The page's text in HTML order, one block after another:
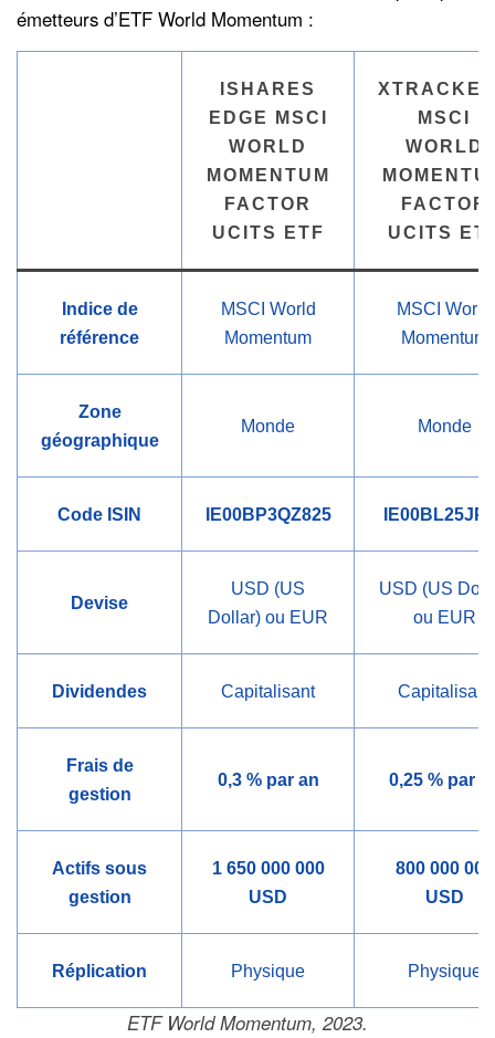
émetteurs d’ETF World Momentum :
ISHARES
EDGE MSCI
WORLD
MOMENTUM
FACTOR
UCITS ETF
MSCI
WORLD
FACTOR
UCITS
Indice de
référence
MSCI World
Momentum
MSCI World
Momentum
Zone
géographique
Monde Monde
Code ISIN IE00BP3QZ825
Devise
USD (US
Dollar) ou EUR
USD (US
ou EUR
Dividendes Capitalisant Capitalisant
Frais de
gestion
0,3 % par an 0,25 % par
Actifs sous
gestion
1 650 000 000
USD
800 000 000
USD
Réplication Physique Physique
ETF World Momentum, 2023.